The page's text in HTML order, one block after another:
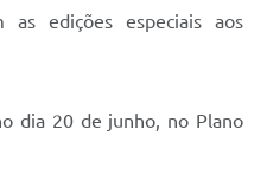
as edições especiais aos
dia 20 de junho, no Plano